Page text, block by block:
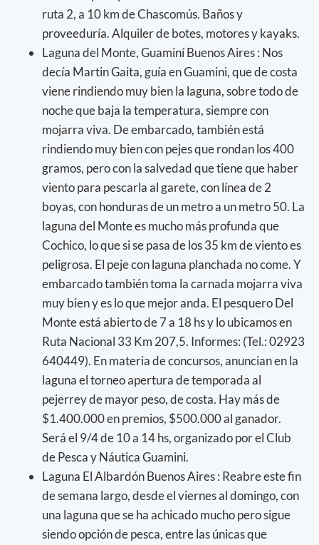
ruta 2, a 10 km de Chascomús. Baños y
proveeduría. Alquiler de botes, motores y kayaks.
Laguna del Monte, Guaminí Buenos Aires : Nos
decía Martin Gaita, guía en Guamini, que de costa
viene rindiendo muy bien la laguna, sobre todo de
noche que baja la temperatura, siempre con
mojarra viva. De embarcado, también está
rindiendo muy bien con pejes que rondan los 400
gramos, pero con la salvedad que tiene que haber
viento para pescarla al garete, con línea de 2
boyas, con honduras de un metro a un metro 50. La
laguna del Monte es mucho más profunda que
Cochico, lo que si se pasa de los 35 km de viento es
peligrosa. El peje con laguna planchada no come. Y
embarcado también toma la carnada mojarra viva
muy bien y es lo que mejor anda. El pesquero Del
Monte está abierto de 7 a 18 hs y lo ubicamos en
Ruta Nacional 33 Km 207,5. Informes: (Tel.: 02923
640449). En materia de concursos, anuncian en la
laguna el torneo apertura de temporada al
pejerrey de mayor peso, de costa. Hay más de
$1.400.000 en premios, $500.000 al ganador.
Será el 9/4 de 10 a 14 hs, organizado por el Club
de Pesca y Náutica Guamini.
Laguna El Albardón Buenos Aires : Reabre este fin
de semana largo, desde el viernes al domingo, con
una laguna que se ha achicado mucho pero sigue
siendo opción de pesca, entre las únicas que